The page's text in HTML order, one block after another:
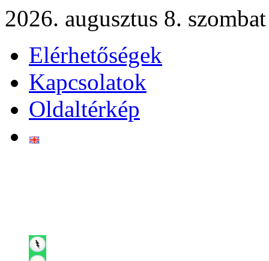
2026. augusztus 8. szombat
Elérhetőségek
Kapcsolatok
Oldaltérkép